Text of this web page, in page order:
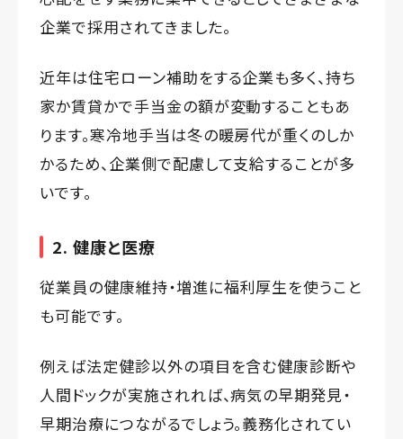
企業で採用されてきました。
近年は住宅ローン補助をする企業も多く、持ち
家か賃貸かで手当金の額が変動することもあ
ります。寒冷地手当は冬の暖房代が重くのしか
かるため、企業側で配慮して支給することが多
いです。
2. 健康と医療
従業員の健康維持・増進に福利厚生を使うこと
も可能です。
例えば法定健診以外の項目を含む健康診断や
人間ドックが実施されれば、病気の早期発見・
早期治療につながるでしょう。義務化されてい